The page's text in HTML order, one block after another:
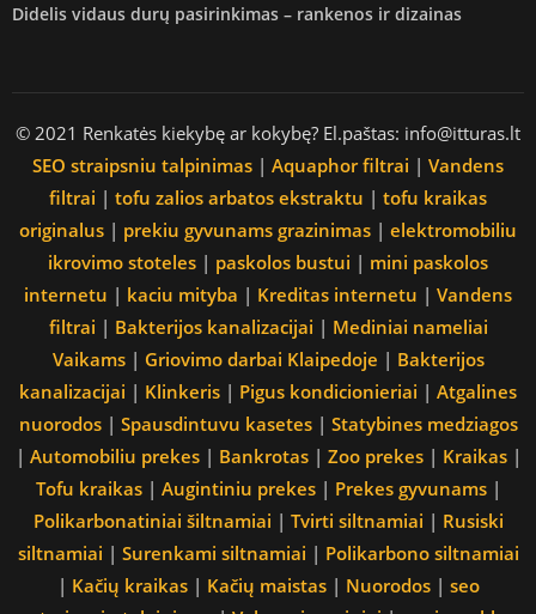
Didelis vidaus durų pasirinkimas – rankenos ir dizainas
© 2021 Renkatės kiekybę ar kokybę? El.paštas: info@itturas.lt
SEO straipsniu talpinimas | Aquaphor filtrai | Vandens
filtrai | tofu zalios arbatos ekstraktu | tofu kraikas
originalus | prekiu gyvunams grazinimas | elektromobiliu
ikrovimo stoteles | paskolos bustui | mini paskolos
internetu | kaciu mityba | Kreditas internetu | Vandens
filtrai | Bakterijos kanalizacijai | Mediniai nameliai
Vaikams| Griovimo darbai Klaipedoje | Bakterijos
kanalizacijai | Klinkeris | Pigus kondicionieriai | Atgalines
nuorodos| Spausdintuvu kasetes| Statybines medziagos
| Automobiliu prekes| Bankrotas| Zoo prekes| Kraikas|
Tofu kraikas| Augintiniu prekes| Prekes gyvunams|
Polikarbonatiniai šiltnamiai | Tvirti siltnamiai | Rusiski
siltnamiai | Surenkami siltnamiai | Polikarbono siltnamiai
| Kačių kraikas| Kačių maistas| Nuorodos| seo